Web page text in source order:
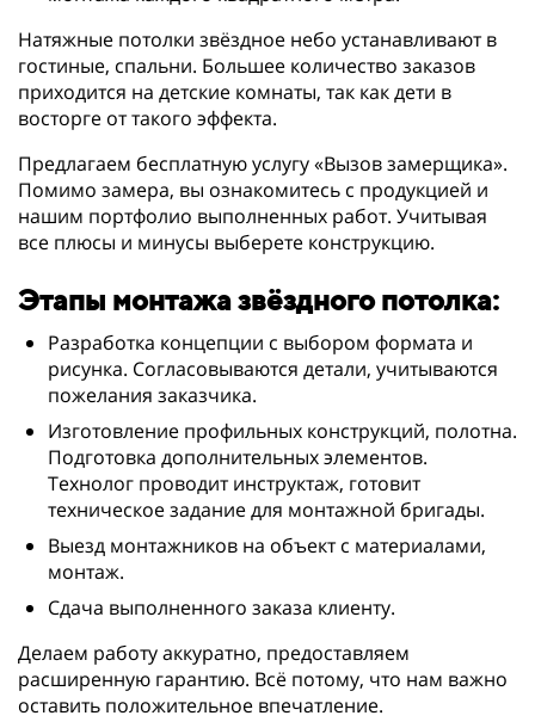
Натяжные потолки звёздное небо устанавливают в
гостиные, спальни. Большее количество заказов
приходится на детские комнаты, так как дети в
восторге от такого эффекта.
Предлагаем бесплатную услугу «Вызов замерщика».
Помимо замера, вы ознакомитесь с продукцией и
нашим портфолио выполненных работ. Учитывая
все плюсы и минусы выберете конструкцию.
Этапы монтажа звёздного потолка:
Разработка концепции с выбором формата и
рисунка. Согласовываются детали, учитываются
пожелания заказчика.
Изготовление профильных конструкций, полотна.
Подготовка дополнительных элементов.
Технолог проводит инструктаж, готовит
техническое задание для монтажной бригады.
Выезд монтажников на объект с материалами,
монтаж.
Сдача выполненного заказа клиенту.
Делаем работу аккуратно, предоставляем
расширенную гарантию. Всё потому, что нам важно
оставить положительное впечатление.